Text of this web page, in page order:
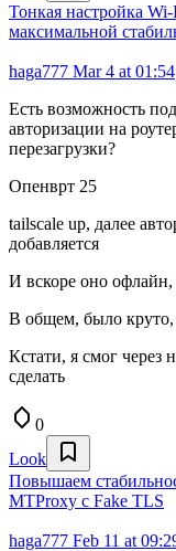
Тонкая настройка
максимальной
haga777 Mar 4 at 01:54
Есть возможность
авторизации на
перезагрузки?
Опенврт 25
tailscale up, далее
добавляется
И вскоре оно офлайн,
В общем, было круто,
Кстати, я смог через
сделать
0
Look
Повышаем
MTProxy с Fake TLS
haga777 Feb 11 at